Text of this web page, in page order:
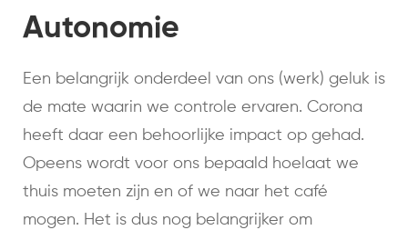
Autonomie
Een belangrijk onderdeel van ons (werk) geluk is
de mate waarin we controle ervaren. Corona
heeft daar een behoorlijke impact op gehad.
Opeens wordt voor ons bepaald hoelaat we
thuis moeten zijn en of we naar het café
mogen. Het is dus nog belangrijker om